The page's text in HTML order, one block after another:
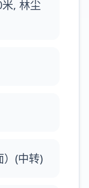
, 林尘
）(中转)